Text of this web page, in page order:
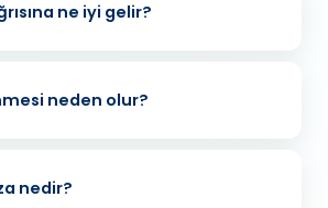
ne iyi gelir?
neden olur?
nedir?